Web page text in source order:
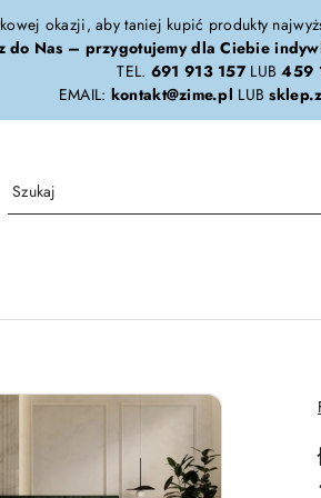
okazji, aby taniej kupić produkty
do Nas – przygotujemy dla Ciebie
TEL. 691 913 157LUB459
EMAIL: kontakt@zime.pl LUB